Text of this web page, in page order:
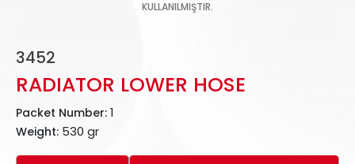
KULLANILMIŞTIR.
3452
RADIATOR LOWER HOSE
Packet Number: 1
Weight: 530 gr